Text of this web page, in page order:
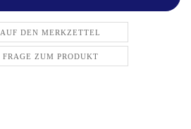
AUF DEN MERKZETTEL
FRAGE ZUM PRODUKT